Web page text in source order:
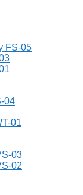
FS-05
04
01
03
02